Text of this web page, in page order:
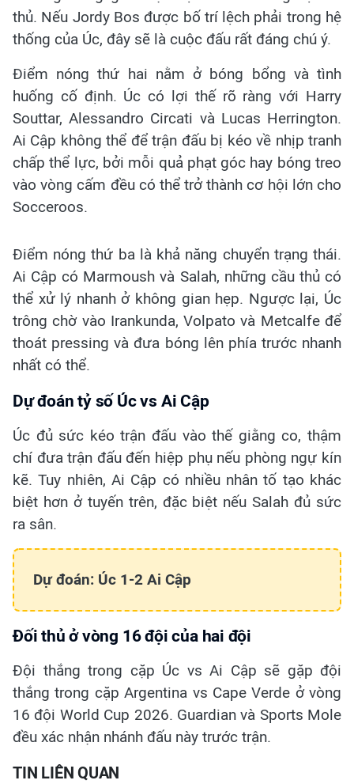
thủ. Nếu Jordy Bos được bố trí lệch phải trong hệ
thống của Úc, đây sẽ là cuộc đấu rất đáng chú ý.
Điểm nóng thứ hai nằm ở bóng bổng và tình
huống cố định. Úc có lợi thế rõ ràng với Harry
Souttar, Alessandro Circati và Lucas Herrington.
Ai Cập không thể để trận đấu bị kéo về nhịp tranh
chấp thể lực, bởi mỗi quả phạt góc hay bóng treo
vào vòng cấm đều có thể trở thành cơ hội lớn cho
Socceroos.
Điểm nóng thứ ba là khả năng chuyển trạng thái.
Ai Cập có Marmoush và Salah, những cầu thủ có
thể xử lý nhanh ở không gian hẹp. Ngược lại, Úc
trông chờ vào Irankunda, Volpato và Metcalfe để
thoát pressing và đưa bóng lên phía trước nhanh
nhất có thể.
Dự đoán tỷ số Úc vs Ai Cập
Úc đủ sức kéo trận đấu vào thế giằng co, thậm
chí đưa trận đấu đến hiệp phụ nếu phòng ngự kín
kẽ. Tuy nhiên, Ai Cập có nhiều nhân tố tạo khác
biệt hơn ở tuyến trên, đặc biệt nếu Salah đủ sức
ra sân.
Dự đoán: Úc 1-2 Ai Cập
Đối thủ ở vòng 16 đội của hai đội
Đội thắng trong cặp Úc vs Ai Cập sẽ gặp đội
thắng trong cặp Argentina vs Cape Verde ở vòng
16 đội World Cup 2026. Guardian và Sports Mole
đều xác nhận nhánh đấu này trước trận.
TIN LIÊN QUAN